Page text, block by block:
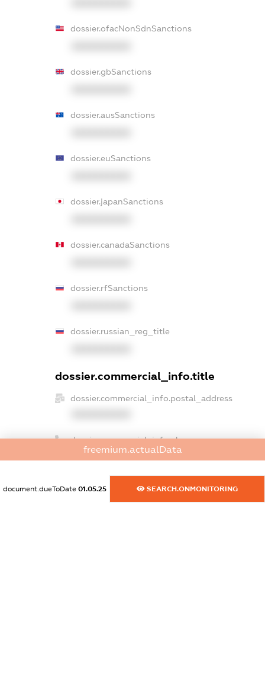
dossier.ofacNonSdnSanctions
dossier.gbSanctions
dossier.ausSanctions
dossier.euSanctions
dossier.japanSanctions
dossier.canadaSanctions
dossier.rfSanctions
dossier.russian_reg_title
dossier.commercial_info.title
dossier.commercial_info.postal_address
dossier.commercial_info.phone
XXXXXXXXXX
freemium.actualData
document.dueToDate 01.05.25 SEARCH.ONMONITORING